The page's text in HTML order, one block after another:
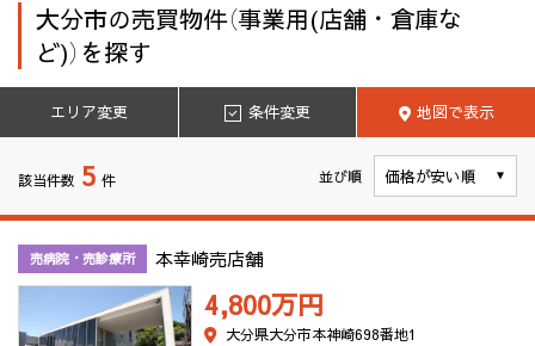
エリア変更 条件変更 地図で表示
大分市の売買物件（事業用(店舗・倉庫な
ど)）を探す
該当件数 5 件 並び順
売病院・売診療所 本幸崎売店舗
4,800万円
大分県大分市本神崎698番地1